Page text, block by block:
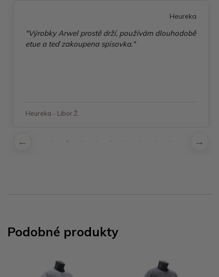
Heureka
"Výrobky Arwel prostě drží, používám dlouhodobě
etue a teď zakoupena spisovka."
Heureka - Libor Ž.
Podobné produkty